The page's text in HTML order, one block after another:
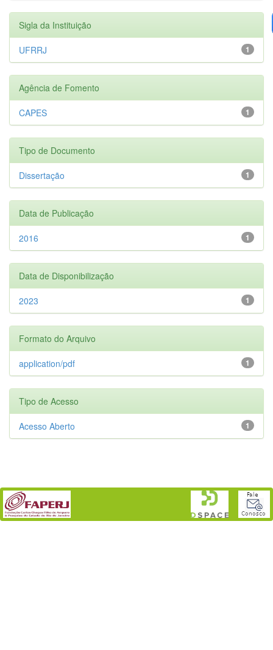
Sigla da Instituição
1
UFRRJ
Agência de Fomento
1
CAPES
Tipo de Documento
1
Dissertação
Data de Publicação
1
2016
Data de Disponibilização
1
2023
Formato do Arquivo
1
application/pdf
Tipo de Acesso
1
Acesso Aberto